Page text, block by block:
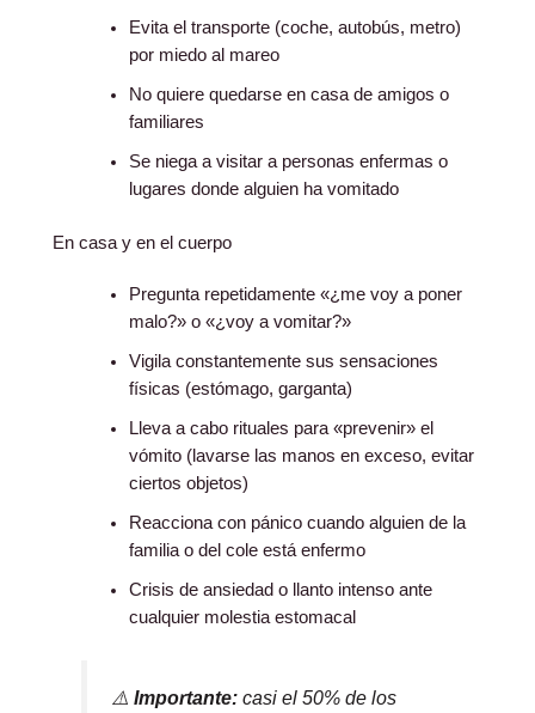
Evita el transporte (coche, autobús, metro)
por miedo al mareo
No quiere quedarse en casa de amigos o
familiares
Se niega a visitar a personas enfermas o
lugares donde alguien ha vomitado
En casa y en el cuerpo
Pregunta repetidamente «¿me voy a poner
malo?» o «¿voy a vomitar?»
Vigila constantemente sus sensaciones
físicas (estómago, garganta)
Lleva a cabo rituales para «prevenir» el
vómito (lavarse las manos en exceso, evitar
ciertos objetos)
Reacciona con pánico cuando alguien de la
familia o del cole está enfermo
Crisis de ansiedad o llanto intenso ante
cualquier molestia estomacal
⚠️Importante: casi el 50% de los